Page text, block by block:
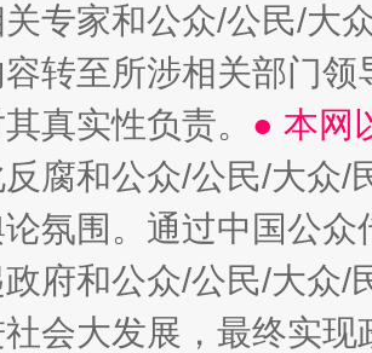
专家和公众/公民/大
转至所涉相关部门
真实性负责。 ● 本网
反腐和公众/公民/大众
氛围。通过中国公
政府和公众/公民/大众
社会大发展，最终实